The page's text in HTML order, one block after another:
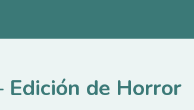
Edición de Horror